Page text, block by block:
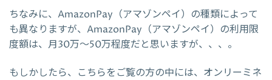
ちなみに、AmazonPay（アマゾンペイ）の種類によって
も異なりますが、AmazonPay（アマゾンペイ）の利用限
度額は、月30万～50万程度だと思いますが、、、。
もしかしたら、こちらをご覧の方の中には、オンリーミネ